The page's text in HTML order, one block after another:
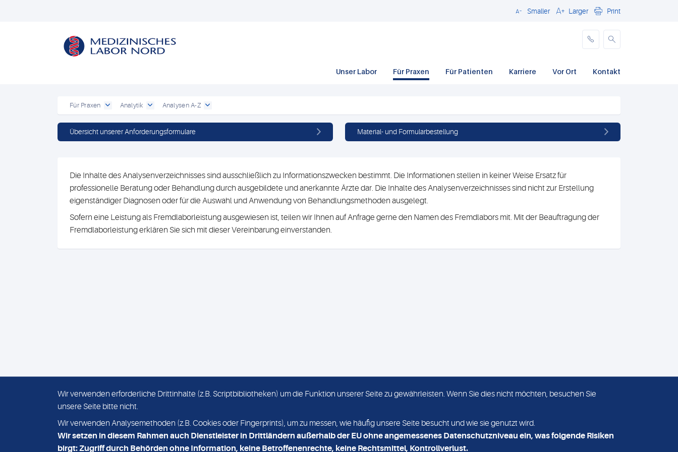
SchließenSmaller Larger Print
Unser Labor Für Praxen Für Patienten Karriere Vor Ort Kontakt
Für Praxen Analytik Analysen A-Z
Übersicht unserer Anforderungsformulare Material- und Formularbestellung
Die Inhalte des Analysenverzeichnisses sind ausschließlich zu Informationszwecken bestimmt. Die Informationen stellen in keiner Weise Ersatz für
professionelle Beratung oder Behandlung durch ausgebildete und anerkannte Ärzte dar. Die Inhalte des Analysenverzeichnisses sind nicht zur Erstellung
eigenständiger Diagnosen oder für die Auswahl und Anwendung von Behandlungsmethoden ausgelegt.
Sofern eine Leistung als Fremdlaborleistung ausgewiesen ist, teilen wir Ihnen auf Anfrage gerne den Namen des Fremdlabors mit. Mit der Beauftragung der
Fremdlaborleistung erklären Sie sich mit dieser Vereinbarung einverstanden.
IMPRESSUM
MVZ Medizinisches Labor
Nord MLN GmbH
Wir verwenden erforderliche Drittinhalte (z.B. Scriptbibliotheken) um die Funktion unserer Seite zu gewährleisten. Wenn Sie dies nicht möchten, besuchen Sie
unsere Seite bitte nicht.
Wir verwenden Analysemethoden (z.B. Cookies oder Fingerprints), um zu messen, wie häufig unsere Seite besucht und wie sie genutzt wird.
Wir setzen in diesem Rahmen auch Dienstleister in Drittländern außerhalb der EU ohne angemessenes Datenschutzniveau ein, was folgende Risiken
birgt: Zugriff durch Behörden ohne Information, keine Betroffenenrechte, keine Rechtsmittel, Kontrollverlust.